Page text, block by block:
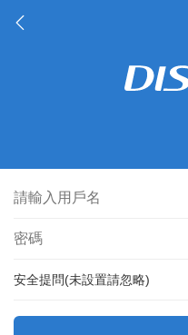
安全提問(未設置請忽略)